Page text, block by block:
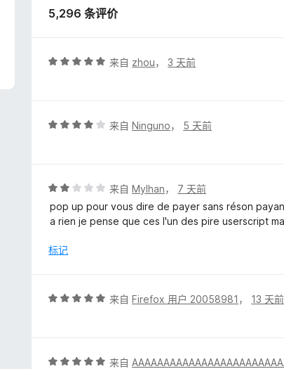
5,296 条评价
评
5
来自 zhou，3 天前
评
5
来自Ninguno， 5 天前
评
分
2
5
来自Mylhan， 7 天前
pop up pour vous dire de payer sans réson
a rien je pense que ces l'un des pire userscript
标记
评
5
来自Firefox 用户 20058981 ， 13 天前
评
来自